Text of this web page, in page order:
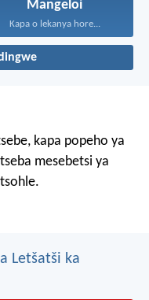
Mangeloi
Kapa o lekanya hore...
kapa popeho ya
mesebetsi ya
Letšatši ka